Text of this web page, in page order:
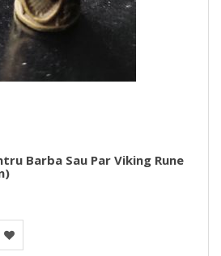
Barba Sau Par Viking Rune